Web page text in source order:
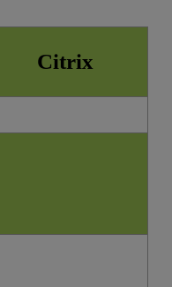
Citrix